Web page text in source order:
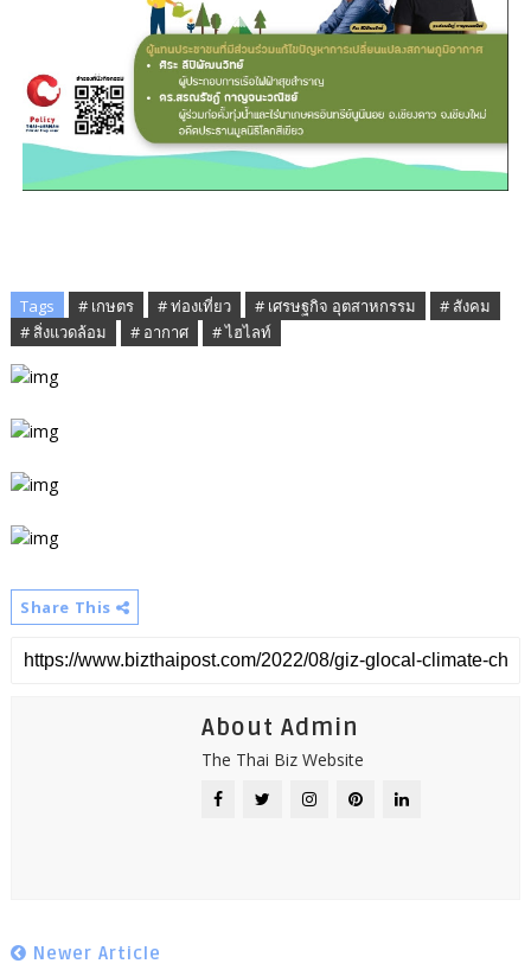
Tags # เกษตร # ท่องเที่ยว # เศรษฐกิจ อุตสาหกรรม
# สังคม
# สิ่งแวดล้อม
# อากาศ # ไฮไลท์
Share This
About Admin
The Thai Biz Website
Newer Article